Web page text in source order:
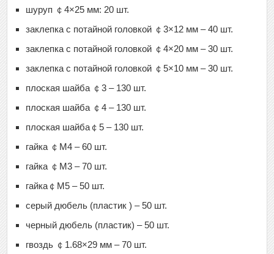
шуруп ￠4×25 мм: 20 шт.
заклепка с потайной головкой ￠3×12 мм – 40 шт.
заклепка с потайной головкой ￠4×20 мм – 30 шт.
заклепка с потайной головкой ￠5×10 мм – 30 шт.
плоская шайба ￠3 – 130 шт.
плоская шайба ￠4 – 130 шт.
плоская шайба￠5 – 130 шт.
гайка ￠M4 – 60 шт.
гайка ￠M3 – 70 шт.
гайка￠M5 – 50 шт.
серый дюбель (пластик ) – 50 шт.
черный дюбель (пластик) – 50 шт.
гвоздь ￠1.68×29 мм – 70 шт.